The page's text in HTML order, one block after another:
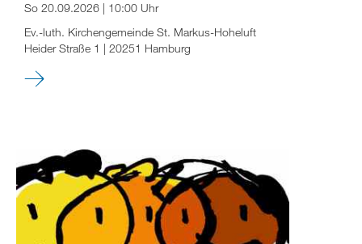
So 20.09.2026 | 10:00 Uhr
Ev.-luth. Kirchengemeinde St. Markus-Hoheluft
Heider Straße 1 | 20251 Hamburg